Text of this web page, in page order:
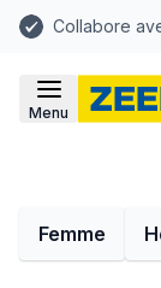
Collabore
Menu
Femme